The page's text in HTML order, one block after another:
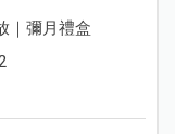
｜彌月禮盒